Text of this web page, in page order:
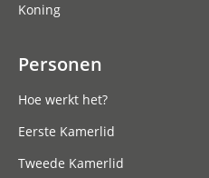
Koning
Personen
Hoe werkt het?
Eerste Kamerlid
Tweede Kamerlid